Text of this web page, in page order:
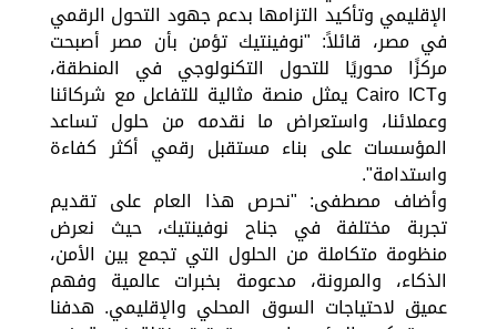
الإقليمي وتأكيد التزامها بدعم جهود التحول الرقمي
في مصر، قائلاً: "نوفينتيك تؤمن بأن مصر أصبحت
مركزًا محوريًا للتحول التكنولوجي في المنطقة،
وCairo ICT يمثل منصة مثالية للتفاعل مع شركائنا
وعملائنا، واستعراض ما نقدمه من حلول تساعد
المؤسسات على بناء مستقبل رقمي أكثر كفاءة
واستدامة".
وأضاف مصطفى: "نحرص هذا العام على تقديم
تجربة مختلفة في جناح نوفينتيك، حيث نعرض
منظومة متكاملة من الحلول التي تجمع بين الأمن،
الذكاء، والمرونة، مدعومة بخبرات عالمية وفهم
عميق لاحتياجات السوق المحلي والإقليمي. هدفنا